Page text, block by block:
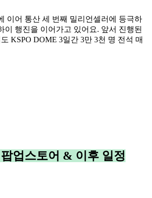
이어 통산 세 번째 밀리언셀러에 등극하
이 행진을 이어가고 있어요. 앞서 진행된
KSPO DOME 3일간 3만 3천 명 전석 매
업스토어 & 이후 일정